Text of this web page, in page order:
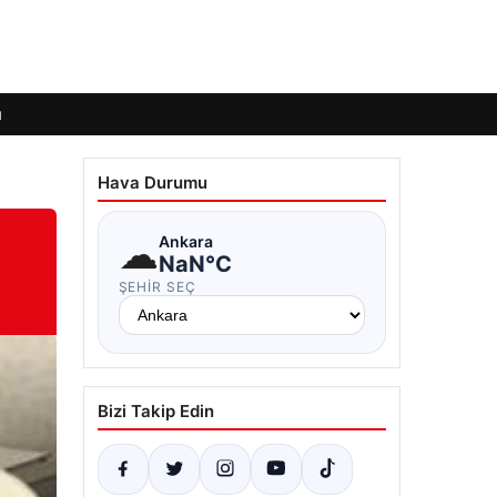
Hava Durumu
☁Ankara
NaN°C
ŞEHIR SEÇ
Bizi Takip Edin